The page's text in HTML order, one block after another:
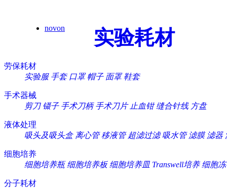
novon 实验耗材
劳保耗材
实验服 手套 口罩 帽子 面罩 鞋套
手术器械
剪刀 镊子 手术刀柄 手术刀片 止血钳 缝合针线 方盘
液体处理
吸头及吸头盒 离心管 移液管 超滤过滤 吸水管 滤膜 滤器
细胞培养
细胞培养瓶 细胞培养板 细胞培养皿 Transwell培养 细胞
分子耗材